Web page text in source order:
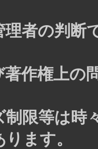
理者の判
著作権上
制限等は
ます。